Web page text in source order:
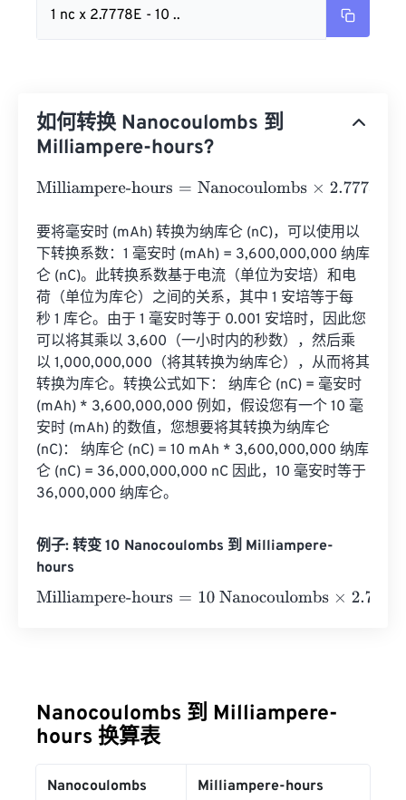
1 nc x 2.7778E - 10 ..
如何转换 Nanocoulombs 到
Milliampere-hours?
Milliampere-hours=Nanocoulombs×2.7778 E 10
要将毫安时 (mAh) 转换为纳库仑 (nC)，可以使用以
下转换系数：1 毫安时 (mAh) = 3,600,000,000 纳库
仑 (nC)。此转换系数基于电流（单位为安培）和电
荷（单位为库仑）之间的关系，其中 1 安培等于每
秒 1 库仑。由于 1 毫安时等于 0.001 安培时，因此您
可以将其乘以 3,600（一小时内的秒数），然后乘
以 1,000,000,000（将其转换为纳库仑），从而将其
转换为库仑。转换公式如下： 纳库仑 (nC) = 毫安时
(mAh) * 3,600,000,000 例如，假设您有一个 10 毫
安时 (mAh) 的数值，您想要将其转换为纳库仑
(nC)： 纳库仑 (nC) = 10 mAh * 3,600,000,000 纳库
仑 (nC) = 36,000,000,000 nC 因此，10 毫安时等于
36,000,000 纳库仑。
例子: 转变 10 Nanocoulombs 到 Milliampere-
hours
Milliampere-hours=10 Nanocoulombs×2.7778 E- 10=
Nanocoulombs 到 Milliampere-
hours 换算表
Nanocoulombs Milliampere-hours